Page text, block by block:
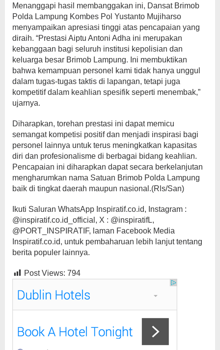
Menanggapi hasil membanggakan ini, Dansat Brimob
Polda Lampung Kombes Pol Yustanto Mujiharso
menyampaikan apresiasi tinggi atas pencapaian yang
diraih. “Prestasi Aiptu Antoni Adha ini merupakan
kebanggaan bagi seluruh institusi kepolisian dan
keluarga besar Brimob Lampung. Ini membuktikan
bahwa kemampuan personel kami tidak hanya unggul
dalam tugas-tugas taktis di lapangan, tetapi juga
kompetitif dalam keahlian spesifik seperti menembak,”
ujarnya.
Diharapkan, torehan prestasi ini dapat memicu
semangat kompetisi positif dan menjadi inspirasi bagi
personel lainnya untuk terus meningkatkan kapasitas
diri dan profesionalisme di berbagai bidang keahlian.
Pencapaian ini diharapkan dapat secara berkelanjutan
mengharumkan nama Satuan Brimob Polda Lampung
baik di tingkat daerah maupun nasional.(Rls/San)
Ikuti Saluran WhatsApp Inspiratif.co.id, Instagram :
@inspiratif.co.id_official, X : @inspiratifL,
@PORT_INSPIRATIF, laman Facebook Media
Inspiratif.co.id, untuk pembaharuan lebih lanjut tentang
berita populer lainnya.
Post Views: 794